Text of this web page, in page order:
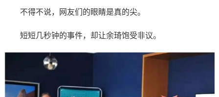
不得不说，网友们的眼睛是真的尖。
短短几秒钟的事件，却让余琦饱受非议。